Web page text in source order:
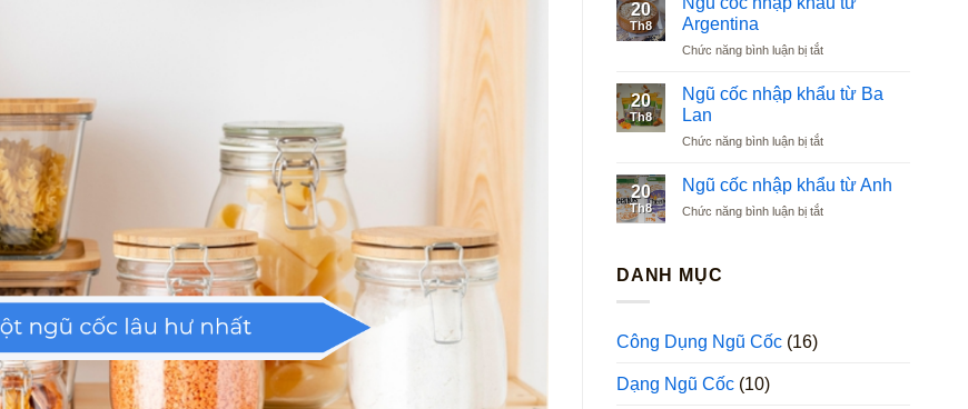
nhập
từ
20
Th8
Argentina
Chức năng bình luận bị tắtở
cốc
từ
20
Th8
Ngũ cốc nhập khẩu từ Ba
Lan
Chức năng bình luận bị tắtở
cốc
khẩu
20
Th8
Ngũ cốc nhập khẩu từ Anh
Chức năng bình luận bị tắtở
DANH MỤC
Công Dụng Ngũ Cốc (16)
Dạng Ngũ Cốc (10)